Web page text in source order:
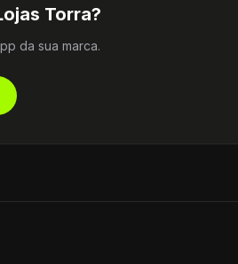
Torra?
da sua marca.